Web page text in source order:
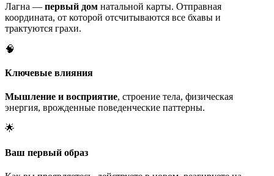
Лагна — первый дом натальной карты. Отправная
координата, от которой отсчитываются все бхавы и
трактуются грахи.
🧠
Ключевые влияния
Мышление и восприятие, строение тела, физическая
энергия, врожденные поведенческие паттерны.
🌟
Ваш первый образ